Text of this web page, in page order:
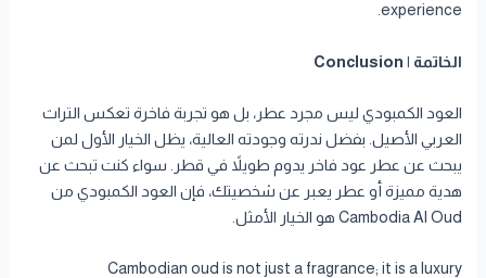
experience.
الخاتمة | Conclusion
العود الكمبودي ليس مجرد عطر، بل هو تجربة فاخرة تعكس التراث
العربي الأصيل. بفضل ندرته وجودته العالية، يظل الخيار الأول لمن
يبحث عن عطر عود فاخر يدوم طويلاً في قطر. سواء كنت تبحث عن
هدية مميزة أو عطر يعبر عن شخصيتك، فإن العود الكمبودي من
Cambodia Al Oud هو الخيار الأمثل.
Cambodian oud is not just a fragrance; it is a luxury